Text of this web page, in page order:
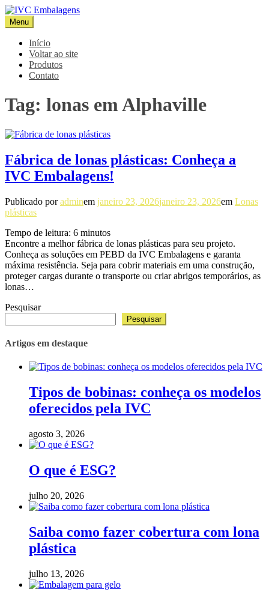
Pular
para
o
conteúdo
IVC Embalagens
Blog IVC
Menu
Início
Voltar ao site
Produtos
Contato
Tag: lonas em Alphaville
Fábrica de lonas plásticas: Conheça a
IVC Embalagens!
Publicado poradminem janeiro 23, 2026janeiro 23, 2026em Lonas
plásticas
Tempo de leitura: 6 minutos
Encontre a melhor fábrica de lonas plásticas para seu projeto.
Conheça as soluções em PEBD da IVC Embalagens e garanta
máxima resistência. Seja para cobrir materiais em uma construção,
proteger cargas durante o transporte ou criar abrigos temporários, as
lonas…
Pesquisar
Pesquisar
Artigos em destaque
Tipos de bobinas: conheça os modelos
oferecidos pela IVC
agosto 3, 2026
O que é ESG?
julho 20, 2026
Saiba como fazer cobertura com lona
plástica
julho 13, 2026